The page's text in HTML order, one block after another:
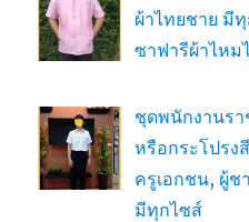
ผ้าไทยชาย มี
ซาฟารีผ้าไหม
ชุดพนักงานรา
หรือกระโปรง
ครูเอกชน, ผู้
มีทุกไซส์